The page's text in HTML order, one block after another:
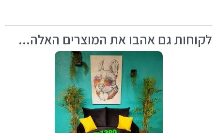
לקוחות גם אהבו את המוצרים האלה...